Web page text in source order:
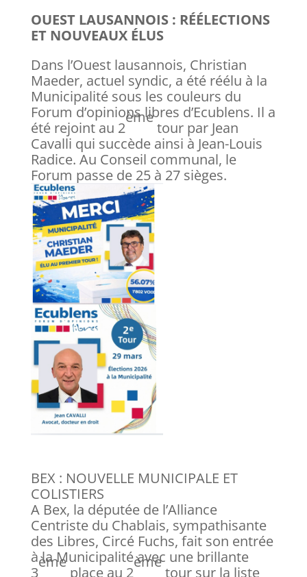
OUEST LAUSANNOIS : RÉÉLECTIONS
ET NOUVEAUX ÉLUS
Dans l’Ouest lausannois, Christian
Maeder, actuel syndic, a été réélu à la
Municipalité sous les couleurs du
Forum d’opinions libres d’Ecublens. Il a
été rejoint au 2
ème
tour par Jean
Cavalli qui succède ainsi à Jean-Louis
Radice. Au Conseil communal, le
Forum passe de 25 à 27 sièges.
BEX : NOUVELLE MUNICIPALE ET
COLISTIERS
A Bex, la députée de l’Alliance
Centriste du Chablais, sympathisante
des Libres, Circé Fuchs, fait son entrée
à la Municipalité avec une brillante
3
ème
place au 2
ème
tour sur la liste